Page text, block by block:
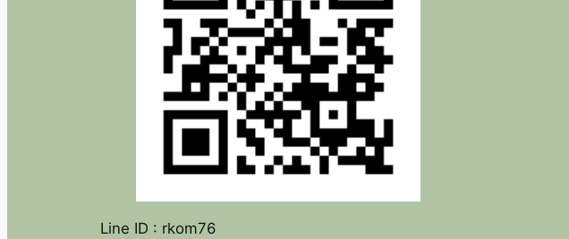
Line ID : rkom76